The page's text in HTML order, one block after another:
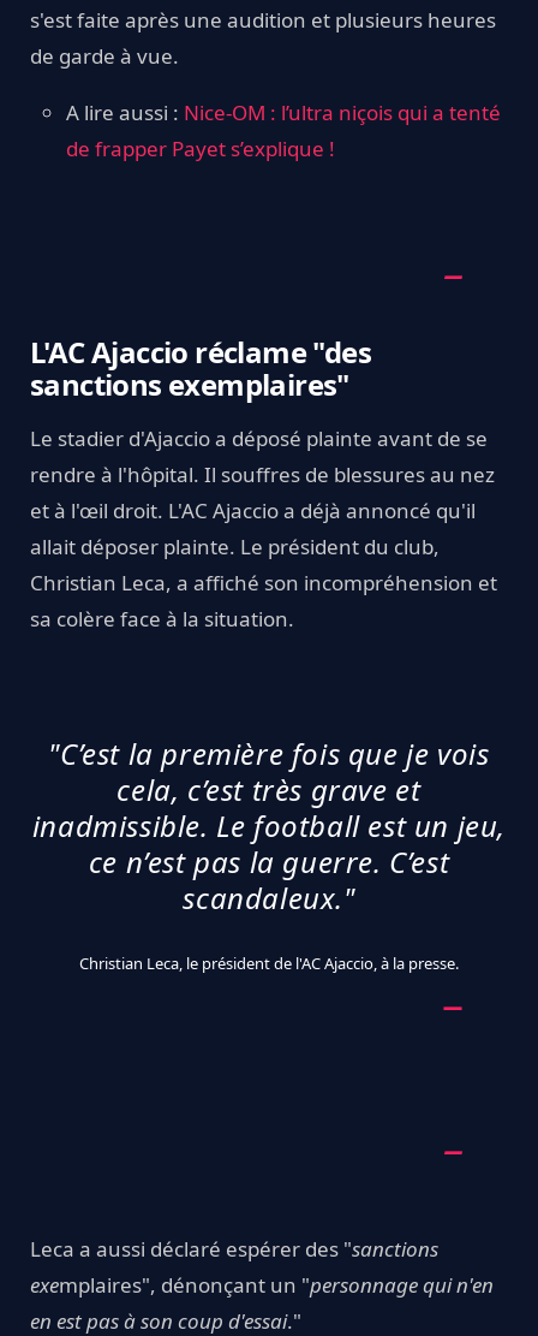
s'est faite après une audition et plusieurs heures
de garde à vue.
A lire aussi : Nice-OM : l’ultra niçois qui a tenté
de frapper Payet s’explique !
L'AC Ajaccio réclame "des
sanctions exemplaires"
Le stadier d'Ajaccio a déposé plainte avant de se
rendre à l'hôpital. Il souffres de blessures au nez
et à l'œil droit. L'AC Ajaccio a déjà annoncé qu'il
allait déposer plainte. Le président du club,
Christian Leca, a affiché son incompréhension et
sa colère face à la situation.
"C’est la première fois que je vois
cela, c’est très grave et
inadmissible. Le football est un jeu,
ce n’est pas la guerre. C’est
scandaleux."
Christian Leca, le président de l'AC Ajaccio, à la presse.
Leca a aussi déclaré espérer des "sanctions
exemplaires", dénonçant un "personnage qui n'en
en est pas à son coup d'essai."